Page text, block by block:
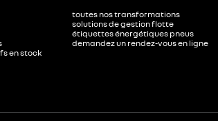
en stock
toutes nos transformations
solutions de gestion flotte
étiquettes énergétiques pneus
demandez un rendez-vous en ligne